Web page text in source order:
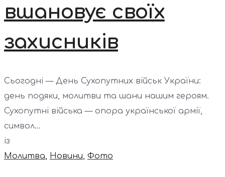
вшановує своїх
захисників
Сьогодні — День Сухопутних військ України:
день подяки, молитви та шани нашим героям.
Сухопутні війська — опора української армії,
символ...
із
Молитва, Новини, Фото